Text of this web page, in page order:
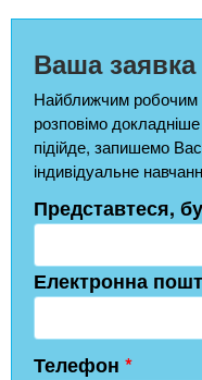
Ваша заявка
Найближчим
розповімо
підійде, запишемо
індивідуальне
Представтеся,
Електронна
Телефон *